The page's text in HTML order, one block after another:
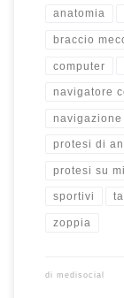
anatomia
braccio
computer
navigatore
protesi di
protesi su
sportivi
zoppia
di medisocial